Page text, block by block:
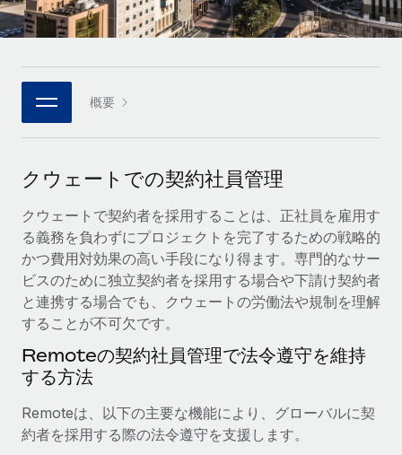
チームのための人事の基本機能を内蔵
接続 新しい
当社のMCPを使用して、あらゆるAIツールをRemoteに接続
統合
基本的なビジネスツールを活用して業務プロセスを効率化す
専門家に相談
グローバル人事・コンプライアンスの専門サポート
バックグラウンドチェック
候補者の選考プロセスをシンプルに
Compliance Watchtower
コンプライアンスリスクを先回りして対応
デバイス管理
ITデバイスを世界規模で提供・管理
大企業向けのグローバルHR
パートナーに登録
戦略的テクノロジーパートナー
グローバルな人事機能を柔軟に自社プラットフォームへ統合
当社とのパートナーシップの可能性を検討する
Remote Build 近日リリース予定
統合とAI自動化に関するコンサルティング
活用事例
と戦略的提携
Reverse Techの概要 健康とウェルネスのスタートアップである
Reverse...
詳細を見る
チェックリストおよびテンプレート
職務内容ライブラリ
ウェビナー
イベント
ニュースルーム
給与・人材情報
情報センター
サポートを依頼する
すべてのリソースを表示する
ブログ
グローバル給与処理
EORおよびPEO
Português (Portugal)
日本語
한국어 概要
クウェートでの契約社員管理
クウェートで契約者を採用することは、正社員を雇用す
る義務を負わずにプロジェクトを完了するための戦略的
かつ費用対効果の高い手段になり得ます。専門的なサー
ビスのために独立契約者を採用する場合や下請け契約者
と連携する場合でも、クウェートの労働法や規制を理解
することが不可欠です。
Remoteの契約社員管理で法令遵守を維持
する方法
Remoteは、以下の主要な機能により、グローバルに契
約者を採用する際の法令遵守を支援します。